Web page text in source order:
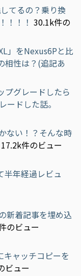
てるの？乗り換
！！！ 30.1k件の
」をNexus6Pと比
相性は？(追記あ
プグレードしたら
ードした話。
ない！？そんな時
17.2k件のビュー
半年経過レビュ
新着記事を埋め込
のビュー
ャッチコピーを
ビュー